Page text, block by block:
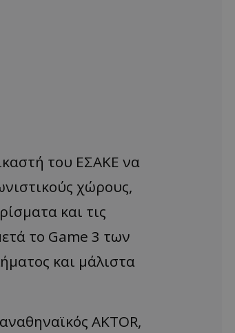
του ΕΣΑΚΕ να
χώρους,
και τις
το Game 3 των
και μάλιστα
AKTOR,